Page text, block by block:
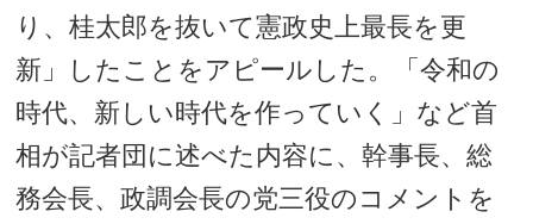
り、桂太郎を抜いて憲政史上最長を更
新」したことをアピールした。「令和の
時代、新しい時代を作っていく」など首
相が記者団に述べた内容に、幹事長、総
務会長、政調会長の党三役のコメントを